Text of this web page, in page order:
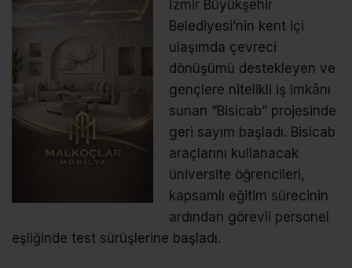
İzmir Büyükşehir
Belediyesi’nin kent içi
ulaşımda çevreci
dönüşümü destekleyen ve
gençlere nitelikli iş imkânı
sunan “Bisicab” projesinde
geri sayım başladı. Bisicab
araçlarını kullanacak
üniversite öğrencileri,
kapsamlı eğitim sürecinin
ardından görevli personel
eşliğinde test sürüşlerine başladı.